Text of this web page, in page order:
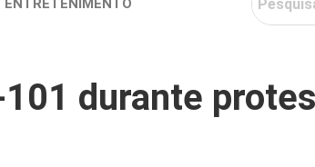
ENTRETENIMENTO
durante